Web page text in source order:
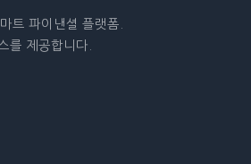
트 파이낸셜 플랫폼.
를 제공합니다.